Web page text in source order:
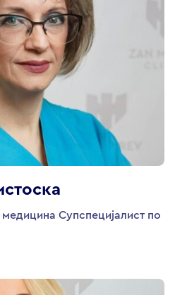
Супспецијалист по